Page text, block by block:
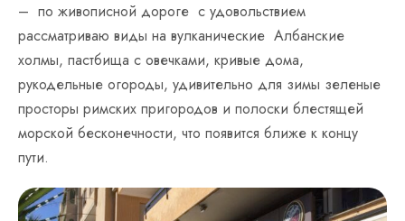
– по живописной дороге с удовольствием
рассматриваю виды на вулканические Албанские
холмы, пастбища с овечками, кривые дома,
рукодельные огороды, удивительно для зимы зеленые
просторы римских пригородов и полоски блестящей
морской бесконечности, что появится ближе к концу
пути.